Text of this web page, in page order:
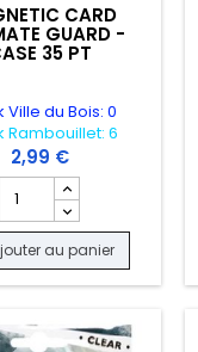
ULTIMATE GUARD -
CARD
GUARD -
35 PT
Ville du Bois: 0
Rambouillet: 6
2,99 €
Champ quantité du produit
au panier